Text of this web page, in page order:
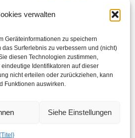
verwalten
Geräteinformationen zu speichern
Surferlebnis zu verbessern und (nicht)
diesen Technologien zustimmen,
Identifikatoren auf dieser
nicht erteilen oder zurückziehen, kann
Funktionen auswirken.
Siehe Einstellungen
Versand und
Rückgabe
Datenschutzerklärung